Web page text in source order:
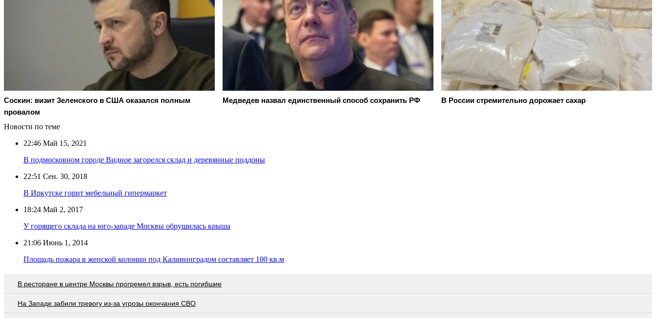
Соскин: визит Зеленского в США оказался полным
провалом
Медведев назвал единственный способ сохранить РФ В России стремительно дорожает сахар
Новости по теме
22:46 Май 15, 2021
В подмосковном городе Видное загорелся склад и деревянные поддоны
22:51 Сен. 30, 2018
В Иркутске горит мебельный гипермаркет
18:24 Май 2, 2017
У горящего склада на юго-западе Москвы обрушилась крыша
21:06 Июнь 1, 2014
Площадь пожара в женской колонии под Калининградом составляет 100 кв.м
В ресторане в центре Москвы прогремел взрыв, есть погибшие
На Западе забили тревогу из-за угрозы окончания СВО